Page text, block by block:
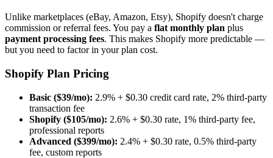
Unlike marketplaces (eBay, Amazon, Etsy), Shopify doesn't charge
commission or referral fees. You pay a flat monthly plan plus
payment processing fees. This makes Shopify more predictable —
but you need to factor in your plan cost.
Shopify Plan Pricing
Basic ($39/mo): 2.9% + $0.30 credit card rate, 2% third-party
transaction fee
Shopify ($105/mo): 2.6% + $0.30 rate, 1% third-party fee,
professional reports
Advanced ($399/mo): 2.4% + $0.30 rate, 0.5% third-party
fee, custom reports